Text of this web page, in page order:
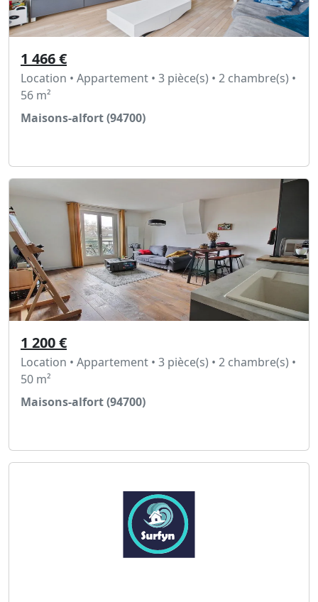
1 466 €
Location • Appartement • 3 pièce(s) • 2 chambre(s) •
56 m²
Maisons-alfort (94700)
1 200 €
Location • Appartement • 3 pièce(s) • 2 chambre(s) •
50 m²
Maisons-alfort (94700)